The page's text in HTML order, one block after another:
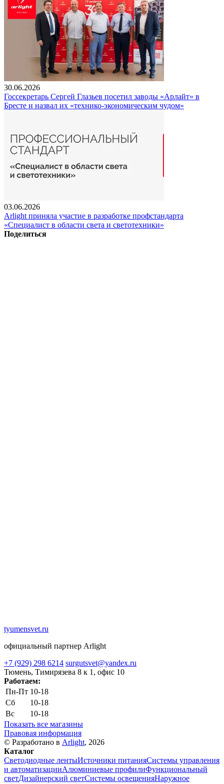
30.06.2026
Госсекретарь Сергей Глазьев посетил заводы «Арлайт» в
Бресте и назвал их «технико-экономическим чудом»
03.06.2026
Arlight приняла участие в разработке профстандарта
«Специалист в области света и светотехники»
Поделиться
tyumensvet.ru
официальный партнер Arlight
+7 (929) 298 6214 surgutsvet@yandex.ru
Тюмень, Тимирязева 8 к 1, офис 10
Работаем:
Пн-Пт 10-18
Сб
10-18
Вс
10-18
Показать все магазины
Правовая информация
© Разработано в Arlight, 2026
Каталог
Светодиодные лентыИсточники питанияСистемы управления
и автоматизацииАлюминиевые профилиФункциональный
светДизайнерский светСистемы освещенияНаружное